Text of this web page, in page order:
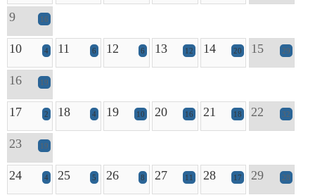
9 16
10 4 11 6 12 6 13 12 14 20 15 29
16 19
17 2 18 4 19 10 20 16 21 18 22 32
23 19
24 4 25 5 26 8 27 11 28 17 29 28